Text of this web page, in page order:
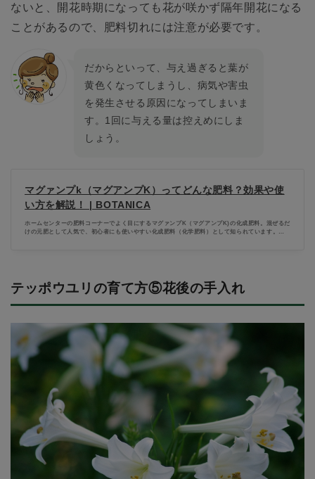
ないと、開花時期になっても花が咲かず隔年開花になる
ことがあるので、肥料切れには注意が必要です。
だからといって、与え過ぎると葉が
黄色くなってしまうし、病気や害虫
を発生させる原因になってしまいま
す。1回に与える量は控えめにしま
しょう。
マグァンプk（マグアンプK）ってどんな肥料？効果や使
い方を解説！ | BOTANICA
ホームセンターの肥料コーナーでよく目にするマグァンプK（マグアンプK)の化成肥料。混ぜるだ
けの元肥として人気で、初心者にも使いやすい化成肥料（化学肥料）として知られています。今
テッポウユリの育て方⑤花後の手入れ